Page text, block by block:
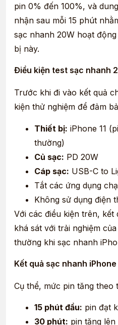
pin 0% đến 100%, và
nhận sau mỗi 15 phút
sạc nhanh 20W hoạt
bị này.
Điều kiện test sạc nhanh
Trước khi đi vào kết quả
kiện thử nghiệm để đảm
Thiết bị: iPhone 11
thường)
Củ sạc: PD 20W
Cáp sạc: USB-C to
Tắt các ứng dụng
Không sử dụng điện
Với các điều kiện trên,
khá sát với trải nghiệm
thường khi sạc nhanh
Kết quả sạc nhanh
Cụ thể, mức pin tăng theo
15 phút đầu: pin đạt
30 phút: pin tăng